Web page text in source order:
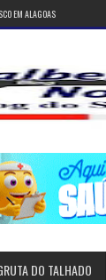
EM ALAGOAS
DO TALHADO